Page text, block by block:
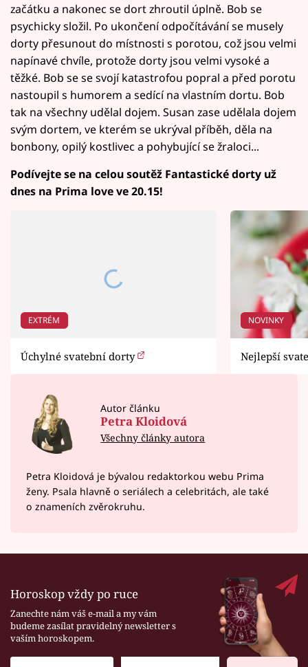
začátku a nakonec se dort zhroutil úplně. Bob se
psychicky složil. Po ukončení odpočítávání se musely
dorty přesunout do místnosti s porotou, což jsou velmi
napínavé chvíle, protože dorty jsou velmi vysoké a
těžké. Bob se se svojí katastrofou popral a před porotu
nastoupil s humorem a sedící na vlastním dortu. Bob
tak na všechny udělal dojem. Susan zase udělala dojem
svým dortem, ve kterém se ukrýval příběh, děla na
bonbony, opilý kostlivec a pohybující se žraloci...
Podívejte se na celou soutěž Fantastické dorty už
dnes na Prima love ve 20.15!
EXTRÉM
Úchylné svatební dorty
NOVINKY
Nejlepší
Autor článku
Petra Kloidová
Všechny články autora
Petra Kloidová je bývalou redaktorkou webu Prima
ženy. Psala hlavně o seriálech a celebritách, ale také
o znameních zvěrokruhu.
Horoskop vždy po ruce
Zanechte nám váš e-mail a my vám
budeme zasílat pravidelný newsletter s
vaším horoskopem.